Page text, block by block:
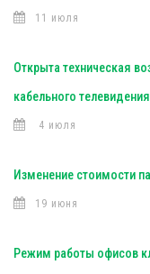
11 июля
Открыта техническая
кабельного
4 июля
Изменение стоимости
19 июня
Режим работы офисов